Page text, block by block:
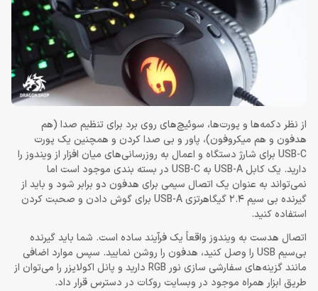
از نظر دکمه‌ها و پورت‌ها، سوئیچ‌های روی برد برای تنظیم صدا (هم
هدفون و هم میکروفون)، پاور و بی ‌صدا کردن و همچنین یک پورت
USB-C برای شارژ دستگاه و اعمال به ‌روزرسانی‌های میان ‌افزار از ویندوز را
دارید. یک کابل USB-A به USB-C در بسته بندی موجود است اما
نمی‌تواند به عنوان یک اتصال سیمی برای هدفون دو برابر شود و باید از
گیرنده بی سیم 2.4 گیگاهرتزی USB-A برای گوش دادن و صحبت کردن
استفاده کنید.
اتصال هدست به ویندوز واقعاً یک فرآیند ساده است. شما باید گیرنده
بی‌سیم USB را وصل کنید، هدفون را روشن نمایید. سپس موارد اضافی
مانند گزینه‌های سفارشی سازی نور RGB دارید و پانل اکولایزر را می‌توان از
طریق ابزار همراه موجود در وبسایت روکات در دسترس قرار داد.